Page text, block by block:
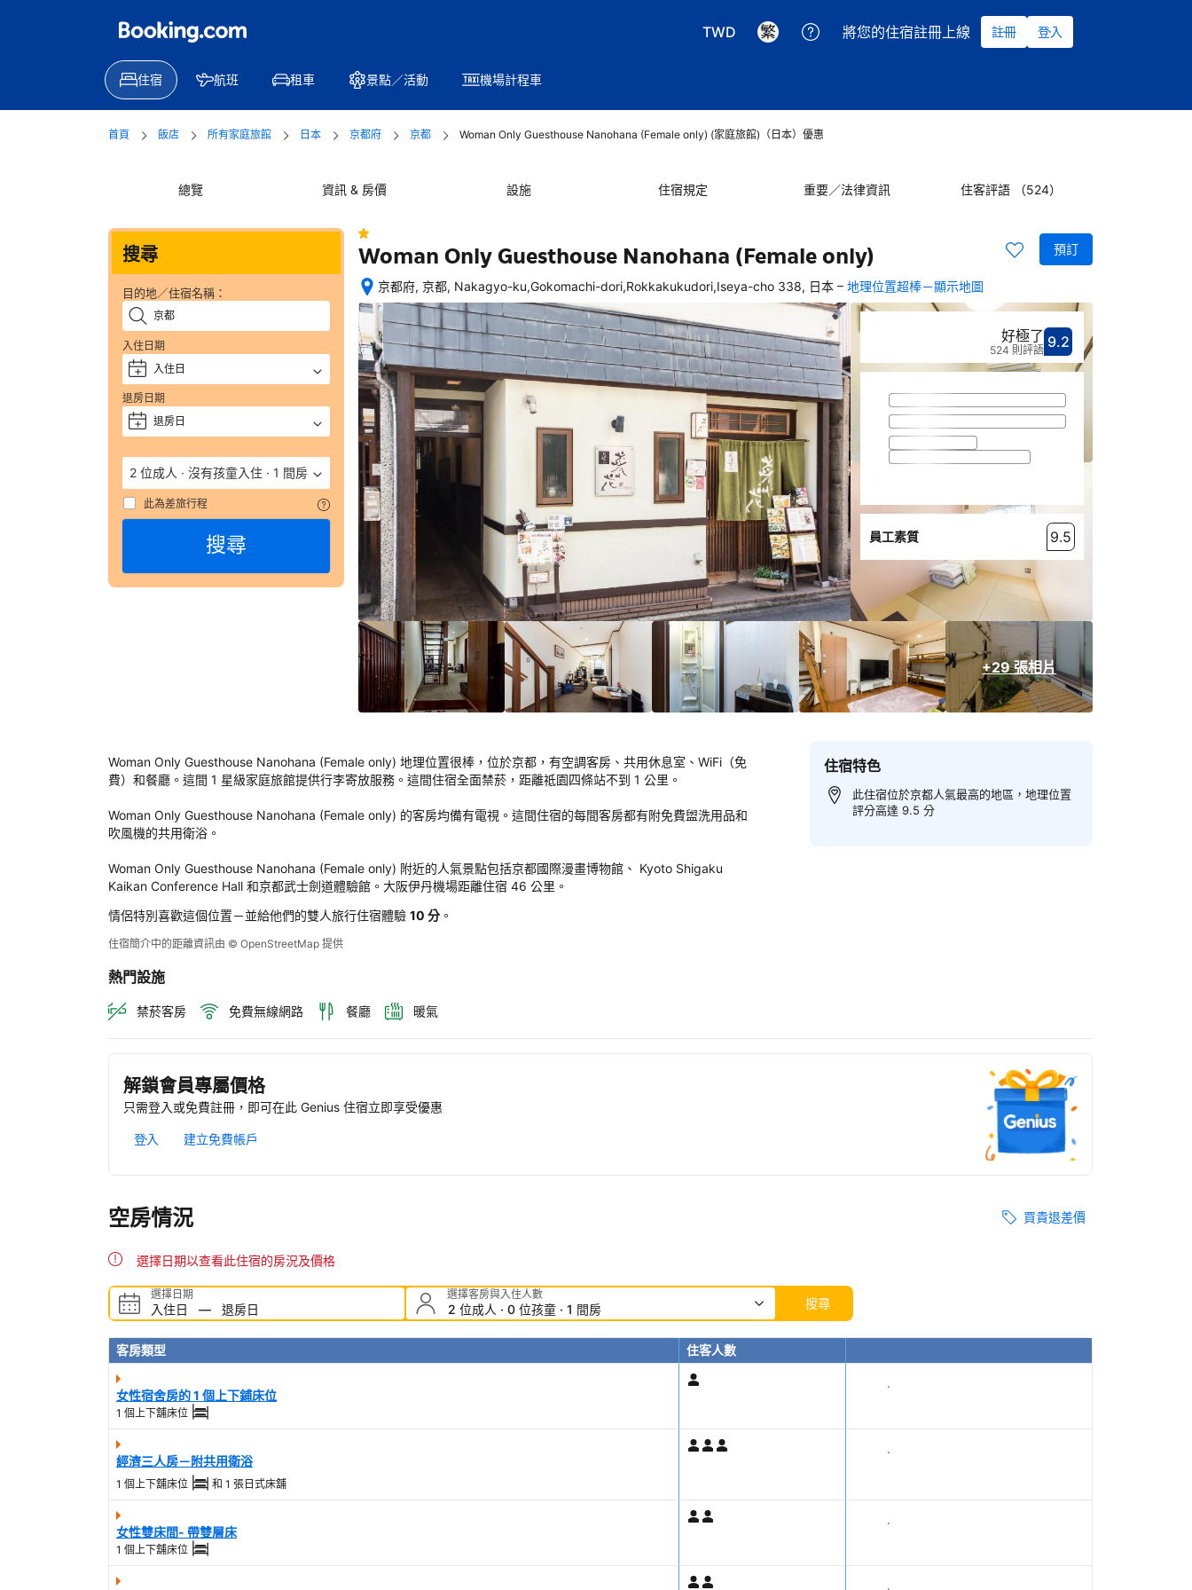
TWD 將您的住宿註冊上線 註冊 登入
住宿 航班 租車 景點／活動 機場計程車
首頁 飯店 所有家庭旅館 日本 京都府 京都 Woman Only Guesthouse Nanohana (Female only) (家庭旅館)（日本）優惠
總覽 資訊 & 房價 設施 住宿規定 重要／法律資訊 住客評語 （524）
搜尋
目的地／住宿名稱：
入住日期
+ 入住日
退房日期
+ 退房日
2 位成人 · 沒有孩童入住 · 1 間房
此為差旅行程
搜尋
預訂
Woman Only Guesthouse Nanohana (Female only)
京都府, 京都, Nakagyo-ku,Gokomachi-dori,Rokkakukudori,Iseya-cho 338, 日本
位
置
絕
佳
—
獲
評
9.5/10！
（分
數
彙
整
自
521
則
評
語）
由
顧
客
於
實
住
Woman
Only
Guesthouse
Nanohana
only)
後
評
定。
– 地理位置超棒－顯示地圖
+29 張相片
分數9.2分
9.2評比好極了
好極了
524 則評語
員工素質 9.5
Woman Only Guesthouse Nanohana (Female only) 地理位置很棒，位於京都，有空調客房、共用休息室、WiFi（免
費）和餐廳。這間 1 星級家庭旅館提供行李寄放服務。這間住宿全面禁菸，距離祗園四條站不到 1 公里。
Woman Only Guesthouse Nanohana (Female only) 的客房均備有電視。這間住宿的每間客房都有附免費盥洗用品和
吹風機的共用衛浴。
Woman Only Guesthouse Nanohana (Female only) 附近的人氣景點包括京都國際漫畫博物館、 Kyoto Shigaku
Kaikan Conference Hall 和京都武士劍道體驗館。大阪伊丹機場距離住宿 46 公里。
情侶特別喜歡這個位置－並給他們的雙人旅行住宿體驗 10 分 。
住宿簡介中的距離資訊由 © OpenStreetMap 提供
熱門設施
禁菸客房 免費無線網路 餐廳 暖氣
住宿特色
此住宿位於京都人氣最高的地區，地理位置
評分高達 9.5 分
解鎖會員專屬價格
只需登入或免費註冊，即可在此 Genius 住宿立即享受優惠
登入 建立免費帳戶
空房情況 買貴退差價
選擇日期以查看此住宿的房況及價格
選擇日期
入住日 — 退房日
選擇客房與入住人數
2 位成人 · 0 位孩童 · 1 間房 搜尋
客房類型 住客人數
女性宿舍房的 1 個上下鋪床位
1 個上下舖床位
顯示價格
經濟三人房－附共用衛浴
1 個上下舖床位 和 1 張日式床舖
顯示價格
女性雙床間- 帶雙層床
1 個上下舖床位
顯示價格